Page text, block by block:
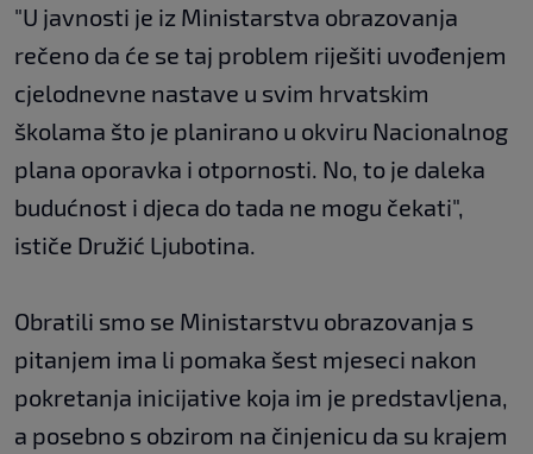
"U javnosti je iz Ministarstva obrazovanja
rečeno da će se taj problem riješiti uvođenjem
cjelodnevne nastave u svim hrvatskim
školama što je planirano u okviru Nacionalnog
plana oporavka i otpornosti. No, to je daleka
budućnost i djeca do tada ne mogu čekati",
ističe Družić Ljubotina.
Obratili smo se Ministarstvu obrazovanja s
pitanjem ima li pomaka šest mjeseci nakon
pokretanja inicijative koja im je predstavljena,
a posebno s obzirom na činjenicu da su krajem